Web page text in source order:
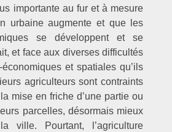
importante au fur et à mesure
urbaine augmente et que les
se développent et se
et face aux diverses difficultés
et spatiales qu’ils
agriculteurs sont contraints
mise en friche d’une partie ou
parcelles, désormais mieux
ville. Pourtant, l’agriculture